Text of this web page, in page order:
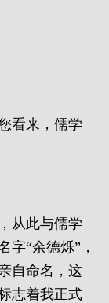
看来，儒学
从此与儒学
字“余德烁”，
自命名，这
志着我正式